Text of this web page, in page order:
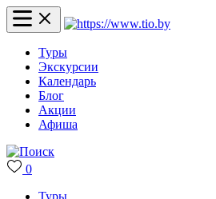
Туры
Экскурсии
Календарь
Блог
Акции
Афиша
0
Туры